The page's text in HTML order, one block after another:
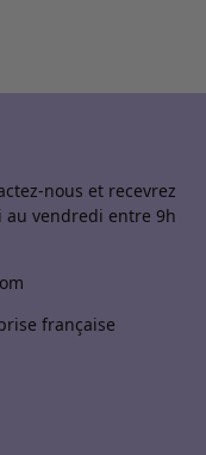
nous et recevrez
vendredi entre 9h
française